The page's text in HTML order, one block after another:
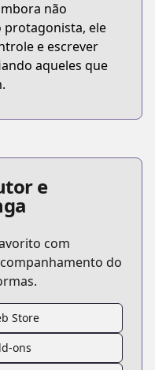
não
protagonista, ele
e escrever
aqueles que
e
com
do
Store
ons